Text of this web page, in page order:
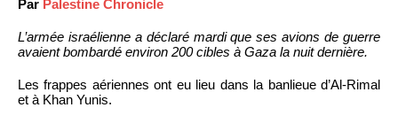
Par Palestine Chronicle
L’armée israélienne a déclaré mardi que ses avions de guerre
avaient bombardé environ 200 cibles à Gaza la nuit dernière.
Les frappes aériennes ont eu lieu dans la banlieue d’Al-Rimal
et à Khan Yunis.